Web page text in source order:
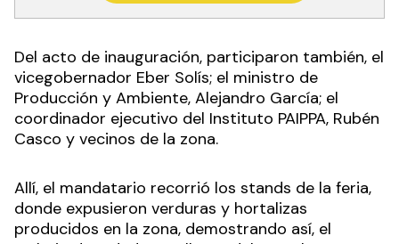
Del acto de inauguración, participaron también, el
vicegobernador Eber Solís; el ministro de
Producción y Ambiente, Alejandro García; el
coordinador ejecutivo del Instituto PAIPPA, Rubén
Casco y vecinos de la zona.
Allí, el mandatario recorrió los stands de la feria,
donde expusieron verduras y hortalizas
producidos en la zona, demostrando así, el